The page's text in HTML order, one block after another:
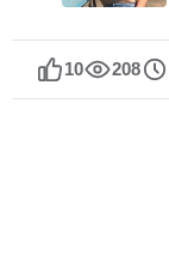
10 208